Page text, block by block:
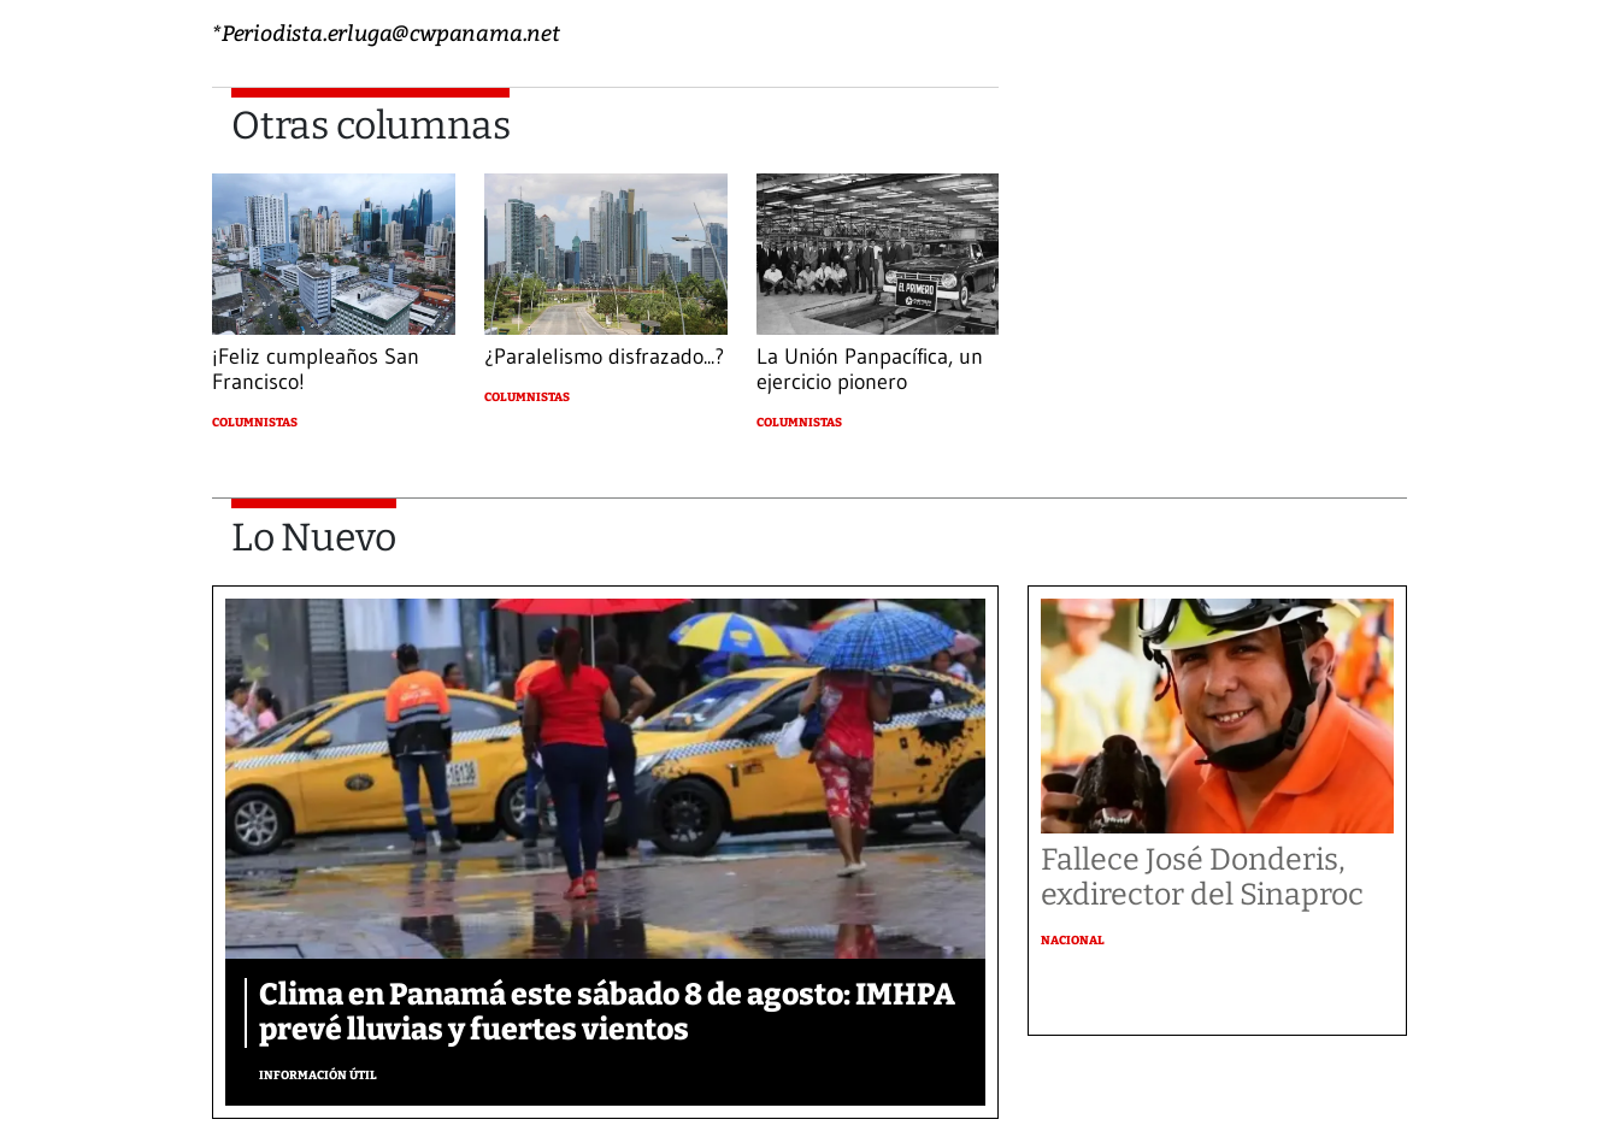
*Periodista.erluga@cwpanama.net
Otras columnas
¡Feliz cumpleaños San
Francisco!
COLUMNISTAS
¿Paralelismo disfrazado...?
COLUMNISTAS
La Unión Panpacífica, un
ejercicio pionero
COLUMNISTAS
Lo Nuevo
Clima en Panamá este sábado 8 de agosto: IMHPA
prevé lluvias y fuertes vientos
INFORMACIÓN ÚTIL
Fallece José Donderis,
exdirector del Sinaproc
NACIONAL